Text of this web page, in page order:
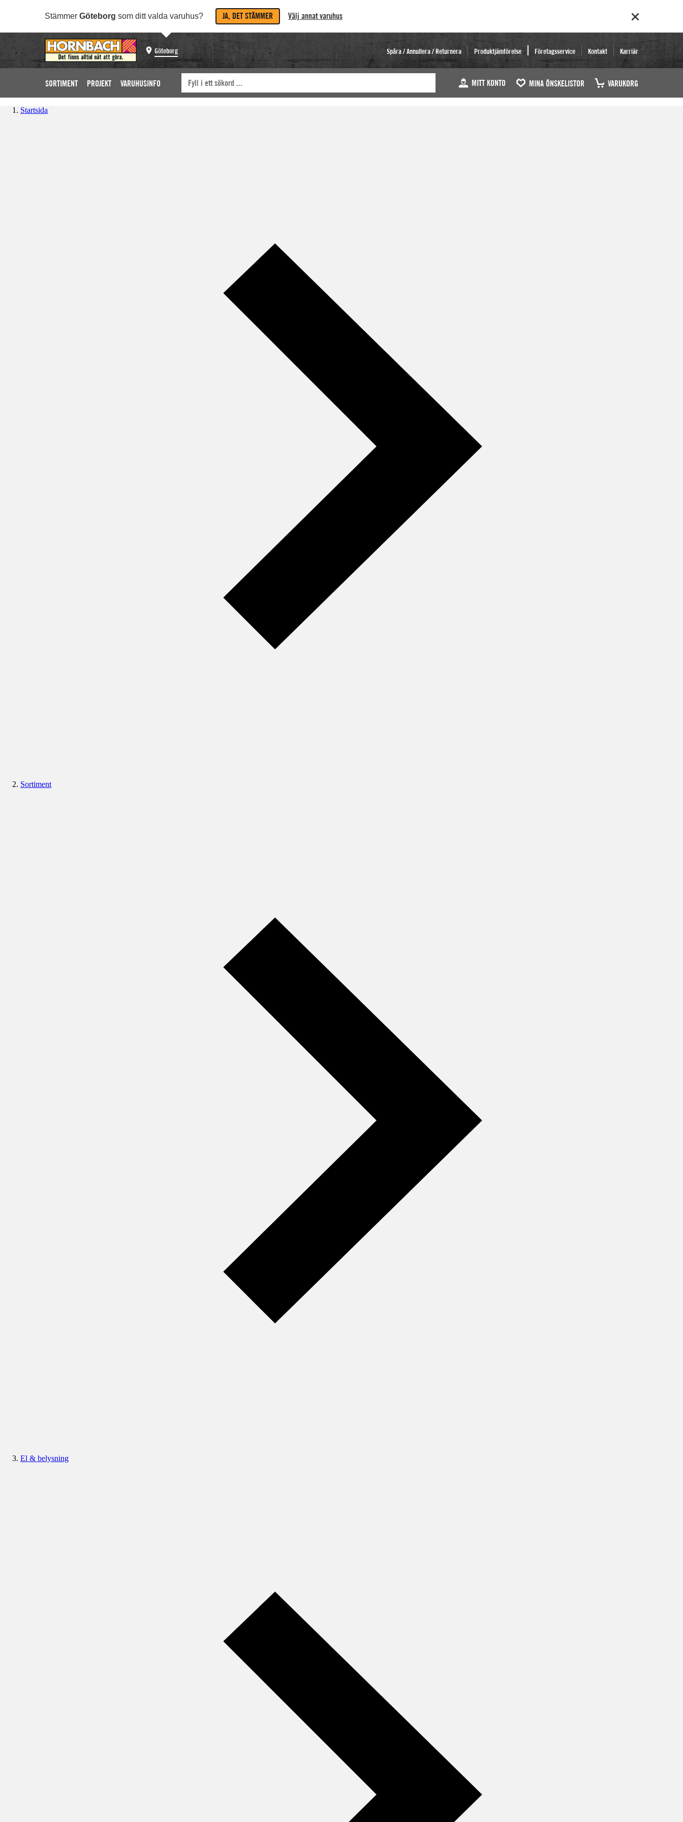
Stämmer Göteborg som ditt valda varuhus? JA, DET STÄMMER Välj annat varuhus
Göteborg Spåra / Annullera / Returnera Produktjämförelse Företagsservice Kontakt Karriär
SORTIMENT PROJEKT VARUHUSINFO MITT KONTO MINA ÖNSKELISTOR VARUKORG
Startsida
Sortiment
El & belysning